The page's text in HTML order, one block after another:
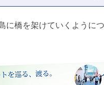
橋を架けていくように